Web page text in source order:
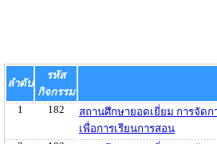
ลำดับ
รหัส
กิจกรรม
1
182
สถานศึกษายอดเยี่ยม การจัดก
เพื่อการเรียนการสอน